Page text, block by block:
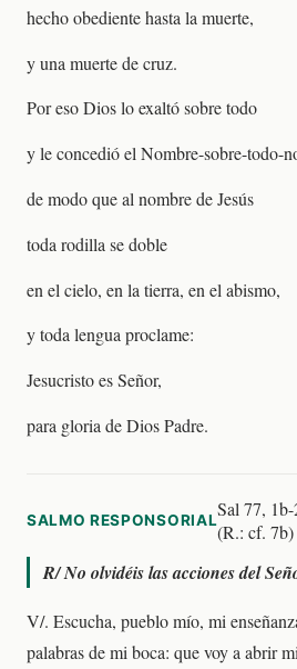
hecho obediente hasta la muerte,
y una muerte de cruz.
Por eso Dios lo exaltó sobre todo
y le concedió el Nombre-sobre-todo-
de modo que al nombre de Jesús
toda rodilla se doble
en el cielo, en la tierra, en el abismo,
y toda lengua proclame:
Jesucristo es Señor,
para gloria de Dios Padre.
SALMO RESPONSORIALSal 77,
(R.: cf. 7b)
R/No olvidéis las acciones del
V/. Escucha, pueblo mío, mi
palabras de mi boca: que voy a abrir